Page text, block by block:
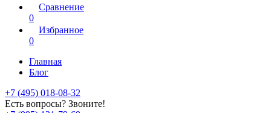
Сравнение
0
Избранное
0
Главная
Блог
+7 (495) 018-08-32
Есть вопросы? Звоните!